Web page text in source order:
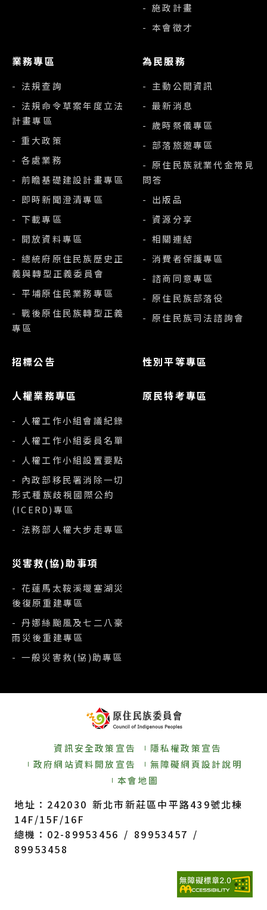
- 施政計畫
- 本會徵才
業務專區
- 法規查詢
- 法規命令草案年度立法
計畫專區
- 重大政策
- 各處業務
- 前瞻基礎建設計畫專區
- 即時新聞澄清專區
- 下載專區
- 開放資料專區
- 總統府原住民族歷史正
義與轉型正義委員會
- 平埔原住民業務專區
- 戰後原住民族轉型正義
專區
為民服務
- 主動公開資訊
- 最新消息
- 歲時祭儀專區
- 部落旅遊專區
- 原住民族就業代金常見
問答
- 出版品
- 資源分享
- 相關連結
- 消費者保護專區
- 諮商同意專區
- 原住民族部落役
- 原住民族司法諮詢會
招標公告 性別平等專區
人權業務專區
- 人權工作小組會議紀錄
- 人權工作小組委員名單
- 人權工作小組設置要點
- 內政部移民署消除一切
形式種族歧視國際公約
(ICERD)專區
- 法務部人權大步走專區
原民特考專區
災害救(協)助事項
- 花蓮馬太鞍溪堰塞湖災
後復原重建專區
- 丹娜絲颱風及七二八豪
雨災後重建專區
- 一般災害救(協)助專區
資訊安全政策宣告
隱私權政策宣告
政府網站資料開放宣告
無障礙網頁設計說明
本會地圖
地址：242030 新北市新莊區中平路439號北棟
14F/15F/16F
總機：02-89953456 / 89953457 /
89953458